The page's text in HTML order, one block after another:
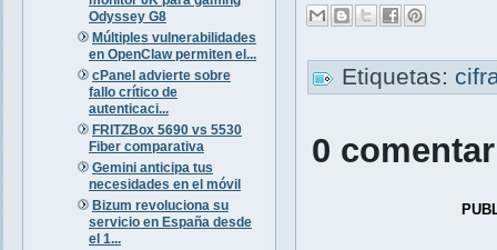
Odyssey G8
Múltiples vulnerabilidades
en OpenClaw permiten el...
cPanel advierte sobre
fallo crítico de
autenticaci...
FRITZBox 5690 vs 5530
Fiber comparativa
Gemini anticipa tus
necesidades en el móvil
Bizum revoluciona su
servicio en España desde
el 1...
Etiquetas:
0